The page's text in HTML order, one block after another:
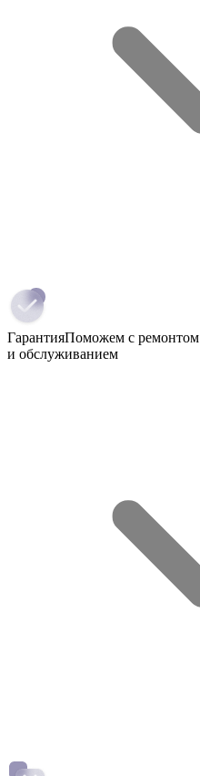
ГарантияПоможем с ремонтом
и обслуживанием